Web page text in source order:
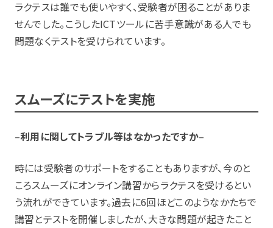
ラクテスは誰でも使いやすく、受験者が困ることがありま
せんでした。こうしたICTツールに苦手意識がある人でも
問題なくテストを受けられています。
スムーズにテストを実施
–利用に関してトラブル等はなかったですか–
時には受験者のサポートをすることもありますが、今のと
ころスムーズにオンライン講習からラクテスを受けるとい
う流れができています。過去に6回ほどこのようなかたちで
講習とテストを開催しましたが、大きな問題が起きたこと